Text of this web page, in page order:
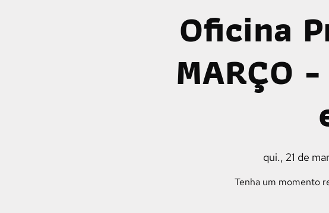
Oficina
MARÇO
qui., 21 de
Tenha um momento